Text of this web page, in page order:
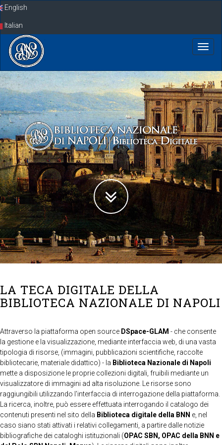
SkipEnglish
Italian
LA TECA DIGITALE DELLA
BIBLIOTECA NAZIONALE DI NAPOLI
Attraverso la piattaforma open source DSpace-GLAM - che consente
la gestione e la visualizzazione, mediante interfaccia web, di una vasta
tipologia di risorse, (immagini, pubblicazioni scientifiche, raccolte
bibliotecarie, materiale didattico) - la Biblioteca Nazionale di Napoli
mette a disposizione le proprie collezioni digitali, fruibili mediante un
visualizzatore di immagini ad alta risoluzione. Le risorse sono
raggiungibili utilizzando l'interfaccia di interrogazione della piattaforma.
La ricerca, inoltre, può essere effettuata interrogando il catalogo dei
contenuti presenti nel sito della Biblioteca digitale della BNN e, nel
caso siano stati attivati i relativi collegamenti, a partire dalle notizie
bibliografiche dei cataloghi istituzionali (OPAC SBN, OPAC della BNN e